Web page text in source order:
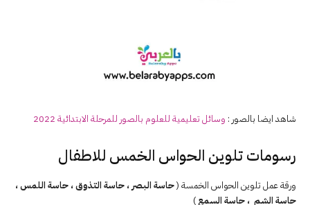
شاهد ايضا بالصور : وسائل تعليمية للعلوم بالصور للمرحلة الابتدائية 2022
رسومات تلوين الحواس الخمس للاطفال
ورقة عمل تلوين الحواس الخمسة (حاسة البصر ، حاسة التذوق ، حاسة اللمس ،
حاسة الشم ، حاسة السمع)